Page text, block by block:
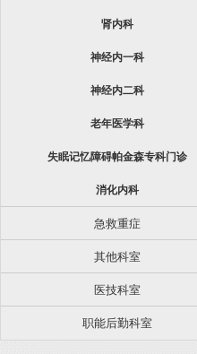
肾内科
神经内一科
神经内二科
老年医学科
失眠记忆障碍帕金森专科门诊
消化内科
急救重症
其他科室
医技科室
职能后勤科室